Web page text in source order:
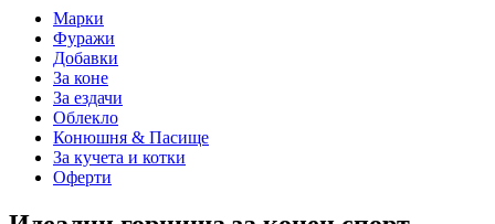
Марки
Фуражи
Добавки
За коне
За ездачи
Облекло
Конюшня & Пасище
За кучета и котки
Оферти